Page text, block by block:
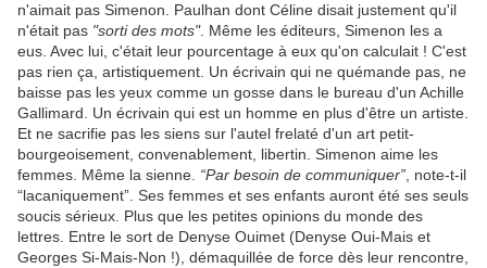
n'aimait pas Simenon. Paulhan dont Céline disait justement qu'il
n'était pas "sorti des mots". Même les éditeurs, Simenon les a
eus. Avec lui, c'était leur pourcentage à eux qu'on calculait ! C'est
pas rien ça, artistiquement. Un écrivain qui ne quémande pas, ne
baisse pas les yeux comme un gosse dans le bureau d'un Achille
Gallimard. Un écrivain qui est un homme en plus d'être un artiste.
Et ne sacrifie pas les siens sur l'autel frelaté d'un art petit-
bourgeoisement, convenablement, libertin. Simenon aime les
femmes. Même la sienne. “Par besoin de communiquer” , note-t-il
“lacaniquement”. Ses femmes et ses enfants auront été ses seuls
soucis sérieux. Plus que les petites opinions du monde des
lettres. Entre le sort de Denyse Ouimet (Denyse Oui-Mais et
Georges Si-Mais-Non !), démaquillée de force dès leur rencontre,